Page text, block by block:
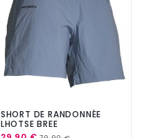
SHORT DE RANDONNÉE
LHOTSE BREE